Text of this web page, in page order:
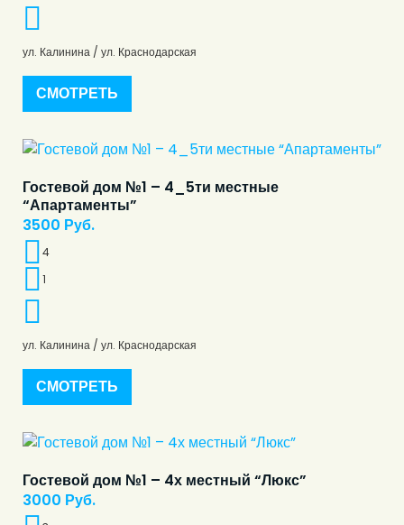
ул. Калинина / ул. Краснодарская
СМОТРЕТЬ
Гостевой дом №1 – 4_5ти местные
“Апартаменты”
3500 Руб.
4
1
ул. Калинина / ул. Краснодарская
СМОТРЕТЬ
Гостевой дом №1 – 4х местный “Люкс”
3000 Руб.